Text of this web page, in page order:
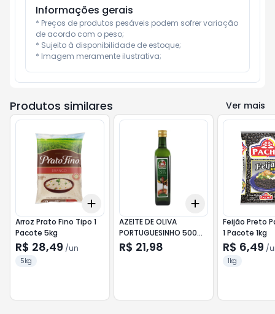
Informações gerais
* Preços de produtos pesáveis podem sofrer variação
de acordo com o peso;
* Sujeito à disponibilidade de estoque;
* Imagem meramente ilustrativa;
Produtos similares Ver mais
Add
Arroz Prato Fino Tipo 1
Pacote 5kg
R$ 28,49 /un
5kg
+10
Add
AZEITE DE OLIVA
PORTUGUESINHO 500ML
(VIDRO)
R$ 21,98
Feijão Preto
1 Pacote 1kg
R$ 6,49 /
1kg